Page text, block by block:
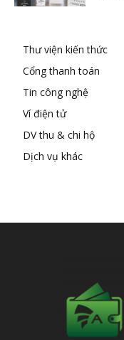
Thư viện kiến thức
Cổng thanh toán
Tin công nghệ
Ví điện tử
DV thu & chi hộ
Dịch vụ khác